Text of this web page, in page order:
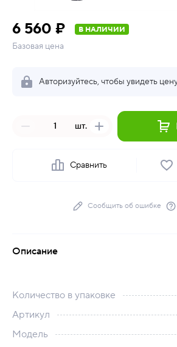
6 560 ₽ В НАЛИЧИИ
Базовая цена
Авторизуйтесь, чтобы увидеть
шт.
Сравнить
Сообщить об ошибке
Описание
Количество в упаковке
Артикул
Модель